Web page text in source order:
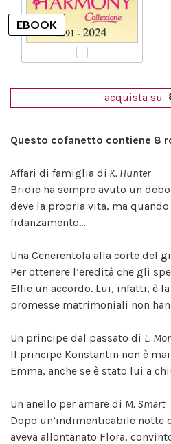
acquista su
Questo cofanetto contiene 8
Affari di famiglia di K. Hunter
Bridie ha sempre avuto un
deve la propria vita, ma
fidanzamento...
Una Cenerentola alla corte del
Per ottenere l’eredità che gli
Effie un accordo. Lui, infatti, è
promesse matrimoniali non
Un principe dal passato di L.
Il principe Konstantin non è
Emma, anche se è stato lui a
Un anello per amare di M. Smart
Dopo un’indimenticabile notte
aveva allontanato Flora,